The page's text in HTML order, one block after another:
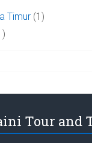
Timur (1)
Tour and